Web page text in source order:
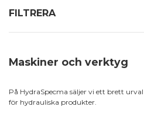
FILTRERA
Maskiner och verktyg
På HydraSpecma säljer vi ett brett
för hydrauliska produkter.